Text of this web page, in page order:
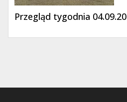
Przegląd tygodnia 04.09.20